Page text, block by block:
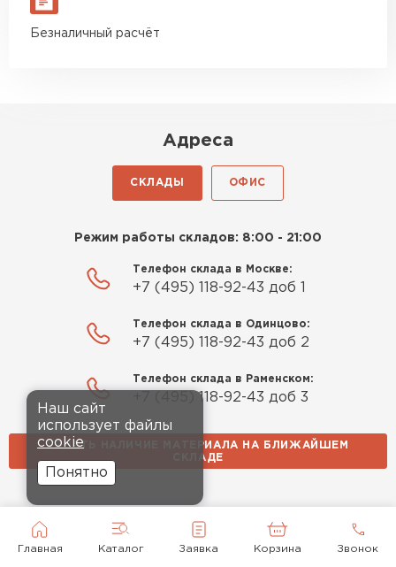
Главная Каталог Заявка Корзина Звонок
Безналичный расчёт
Адреса
СКЛАДЫ ОФИС
Режим работы складов: 8:00 - 21:00
Телефон склада в Москве:
+7 (495) 118-92-43 доб 1
Телефон склада в Одинцово:
+7 (495) 118-92-43 доб 2
Телефон склада в Раменском:
+7 (495) 118-92-43 доб 3
УЗНАТЬ НАЛИЧИЕ МАТЕРИАЛА НА БЛИЖАЙШЕМ
СКЛАДЕ
Наш сайт
использует файлы
cookie
Понятно